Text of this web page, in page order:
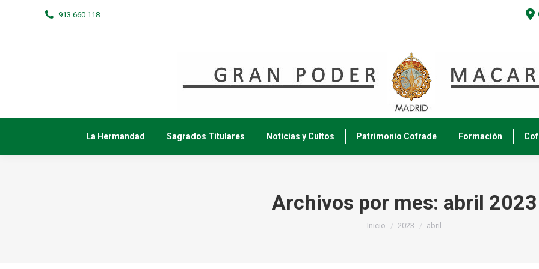
913 660 118
La Hermandad Sagrados Titulares Noticias y Cultos Patrimonio Cofrade Formación
Archivos por mes: abril 2023
Estás aquí:
Inicio 2023 abril